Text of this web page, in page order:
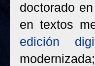
doctorado
en textos
edición